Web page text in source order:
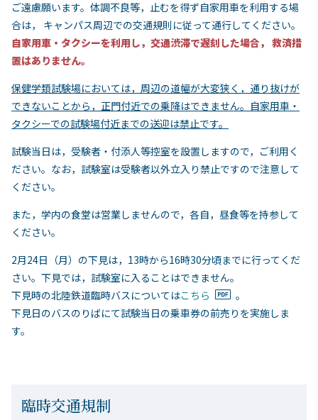
ご遠慮願います。体調不良等，止むを得ず自家用車を利用する場
合は， キャンパス周辺での交通規則に従って通行してください。
自家用車・タクシーを利用し，交通渋滞で遅刻した場合， 救済措
置はありません。
保健学類試験場においては，周辺の道幅が大変狭く，通り抜けが
できないことから，正門付近での乗降はできません。自家用車・
タクシーでの試験場付近までの送迎は禁止です。
試験当日は，受験者・付添人等控室を設置しますので，ご利用く
ださい。なお，試験室は受験者以外立入り禁止ですので注意して
ください。
また，学内の食堂は営業しませんので，各自，昼食等を持参して
ください。
2月24日（月）の下見は，13時から16時30分頃までに行ってくだ
さい。下見では，試験室に入ることはできません。
下見時の北陸鉄道臨時バスについてはこちら
。
下見日のバスのりばにて試験当日の乗車券の前売りを実施しま
す。
臨時交通規制